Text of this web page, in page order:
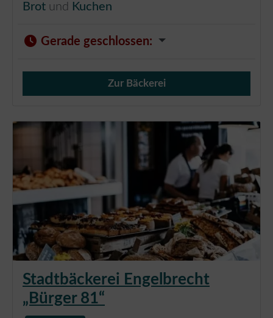
Brot und Kuchen
Gerade geschlossen:
Verkauf von Brötchen,
Zur Bäckerei
Stadtbäckerei Engelbrecht
„Bürger 81“